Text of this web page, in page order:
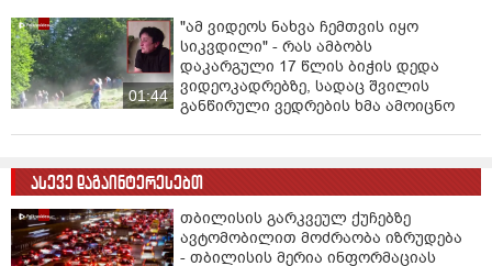
01:44
"ამ ვიდეოს ნახვა ჩემთვის იყო
სიკვდილი" - რას ამბობს
დაკარგული 17 წლის ბიჭის დედა
ვიდეოკადრებზე, სადაც შვილის
განწირული ვედრების ხმა ამოიცნო
ასევე დაგაინტერესებთ
თბილისის გარკვეულ ქუჩებზე
ავტომობილით მოძრაობა იზრუდება
- თბილისის მერია ინფორმაციას